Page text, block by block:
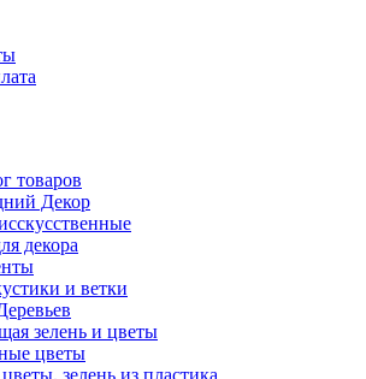
товаров
Декор
декора
и ветки
зелень и цветы
цветы
зелень из пластика